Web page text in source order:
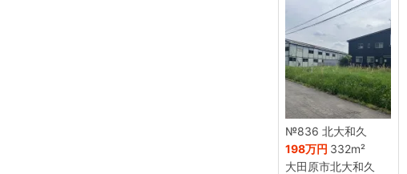
№836 北大和久
198万円 332m²
大田原市北大和久